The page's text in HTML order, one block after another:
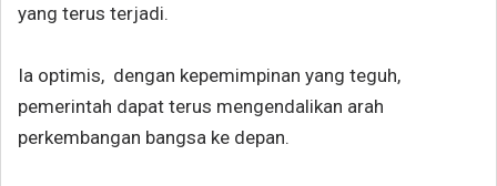
yang terus terjadi.
Ia optimis, dengan kepemimpinan yang teguh,
pemerintah dapat terus mengendalikan arah
perkembangan bangsa ke depan.